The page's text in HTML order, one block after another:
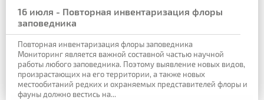
16 июля - Повторная инвентаризация флоры
заповедника
Повторная инвентаризация флоры заповедника
Мониторинг является важной составной частью научной
работы любого заповедника. Поэтому выявление новых видов,
произрастающих на его территории, а также новых
местообитаний редких и охраняемых представителей флоры и
фауны должно вестись на...